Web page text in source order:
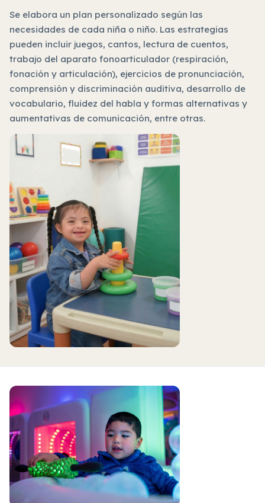
Se elabora un plan personalizado según las
necesidades de cada niña o niño. Las estrategias
pueden incluir juegos, cantos, lectura de cuentos,
trabajo del aparato fonoarticulador (respiración,
fonación y articulación), ejercicios de pronunciación,
comprensión y discriminación auditiva, desarrollo de
vocabulario, fluidez del habla y formas alternativas y
aumentativas de comunicación, entre otras.